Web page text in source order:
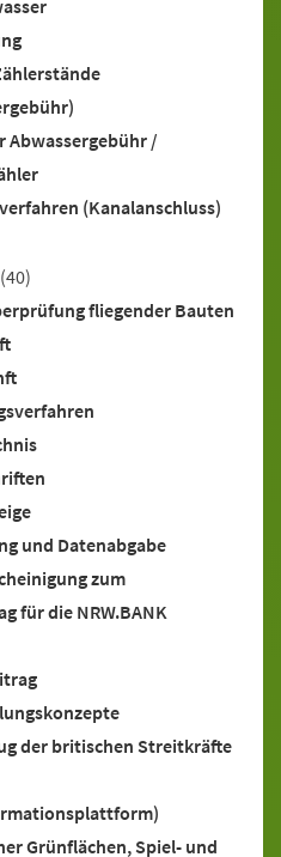
Abwassergebühr /
(Kanalanschluss)
(40)
fliegender Bauten
und Datenabgabe
zum
für die NRW.BANK
der britischen Streitkräfte
Grünflächen, Spiel- und